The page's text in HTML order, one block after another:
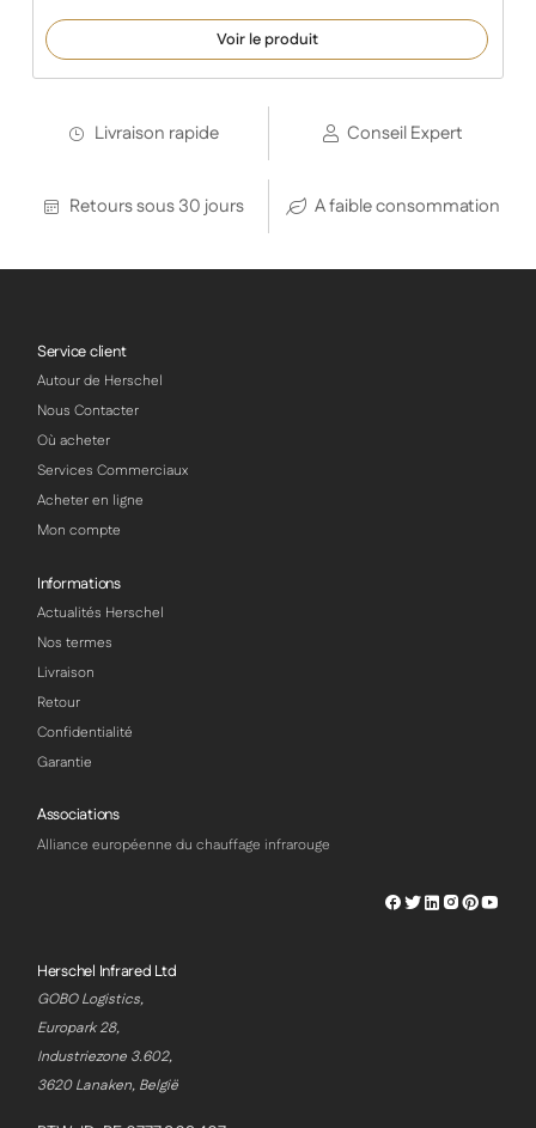
Voir le produit
Livraison rapide Conseil Expert
Retours sous 30 jours A faible consommation
Service client
Autour de Herschel
Nous Contacter
Où acheter
Services Commerciaux
Acheter en ligne
Mon compte
Informations
Actualités Herschel
Nos termes
Livraison
Retour
Confidentialité
Garantie
Associations
Alliance européenne du chauffage infrarouge
Herschel
Herschel
Herschel
Herschel
Herschel
Herschel Infrared Ltd
GOBO Logistics,
Europark 28,
Industriezone 3.602,
3620 Lanaken, België